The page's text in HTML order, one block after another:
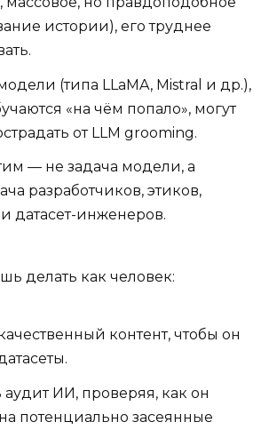
истории), его труднее
(типа LLaMA, Mistral и др.),
«на чём попало», могут
от LLM grooming.
— не задача модели, а
разработчиков, этиков,
датасет-инженеров.
делать как человек:
контент, чтобы он
ИИ, проверяя, как он
потенциально засеянные